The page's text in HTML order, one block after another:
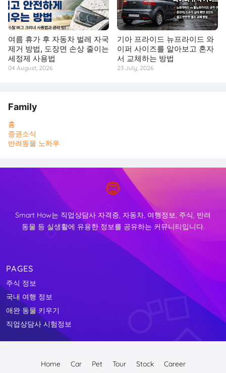
여름 휴가 후 자동차 벌레 자국
제거 방법, 도장면 손상 줄이는
세정제 사용법
04 August, 2026
기아 프라이드 뉴프라이드 와
이퍼 사이즈를 알아보고 혼자
서 교체하는 방법
23 July, 2026
Family
홈
증권소식
반려동물 노하우
Smart How는 직업상담사 자격증, 자동차, 여행정보, 주식, 반려
동물 등 실생활에 유용한 정보를 공유하는 커뮤니티입니다.
PAGES
주식 정보
국내 여행 정보
애완 동물 키우기
직업상담사 시험정보
Home Car Pet Tour Stock Career
↑
TOP